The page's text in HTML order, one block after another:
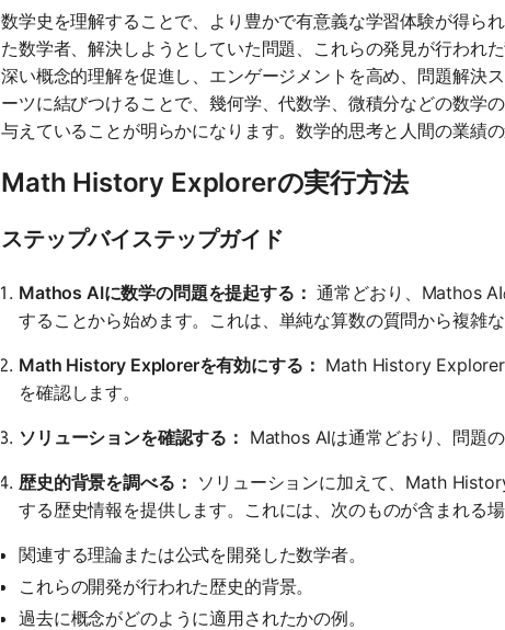
数学史を理解することで、より豊かで有意義な学習体験が得ら
た数学者、解決しようとしていた問題、これらの発見が行われ
深い概念的理解を促進し、エンゲージメントを高め、問題解決
ーツに結びつけることで、幾何学、代数学、微積分などの数学
与えていることが明らかになります。数学的思考と人間の業績
Math History Explorerの実行方法
ステップバイステップガイド
Mathos AIに数学の問題を提起する： 通常どおり、Mathos
することから始めます。これは、単純な算数の質問から複雑
Math History Explorerを有効にする： Math History Explorer
を確認します。
ソリューションを確認する： Mathos AIは通常どおり、問題
歴史的背景を調べる： ソリューションに加えて、Math
する歴史情報を提供します。これには、次のものが含まれる場
関連する理論または公式を開発した数学者。
これらの開発が行われた歴史的背景。
過去に概念がどのように適用されたかの例。